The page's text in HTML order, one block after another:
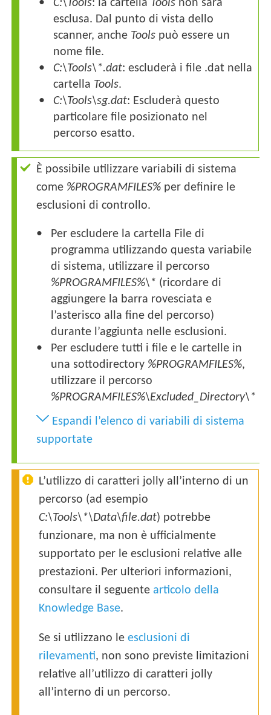
C:\Tools: la cartella Tools non sarà
esclusa. Dal punto di vista dello
scanner, anche Tools può essere un
nome file.
C:\Tools\*.dat: escluderà i file .dat nella
cartella Tools.
C:\Tools\sg.dat: Escluderà questo
particolare file posizionato nel
percorso esatto.
È possibile utilizzare variabili di sistema
come %PROGRAMFILES% per definire le
esclusioni di controllo.
Per escludere la cartella File di
programma utilizzando questa variabile
di sistema, utilizzare il percorso
%PROGRAMFILES%\* (ricordare di
aggiungere la barra rovesciata e
l’asterisco alla fine del percorso)
durante l’aggiunta nelle esclusioni.
Per escludere tutti i file e le cartelle in
una sottodirectory %PROGRAMFILES%,
utilizzare il percorso
%PROGRAMFILES%\Excluded_Directory\*
Espandi l’elenco di variabili di sistema
supportate
L’utilizzo di caratteri jolly all’interno di un
percorso (ad esempio
C:\Tools\*\Data\file.dat) potrebbe
funzionare, ma non è ufficialmente
supportato per le esclusioni relative alle
prestazioni. Per ulteriori informazioni,
consultare il seguentearticolo della
Knowledge Base.
Se si utilizzano leesclusioni di
rilevamenti, non sono previste limitazioni
relative all’utilizzo di caratteri jolly
all’interno di un percorso.